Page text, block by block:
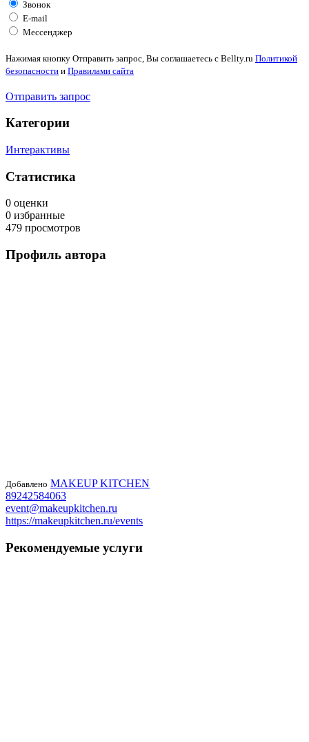
Звонок
E-mail
Мессенджер
Нажимая кнопку Отправить запрос Вы соглашаетесь с Bellty.ru Политикой
безопасности и Правилами сайта
Отправить запрос
Категории
Интерактивы
Статистика
0 оценки
0 избранные
479 просмотров
Профиль автора
Добавлено MAKEUP KITCHEN
89242584063
event@makeupkitchen.ru
https://makeupkitchen.ru/events
Рекомендуемые услуги